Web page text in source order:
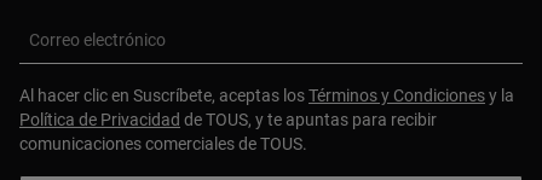
Correo electrónico
Al hacer clic en Suscríbete, aceptas losTérminos y Condicionesy la
Política de Privacidad de TOUS, y te apuntas para recibir
comunicaciones comerciales de TOUS.